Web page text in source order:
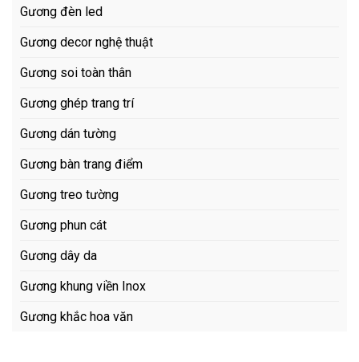
Gương đèn led
Gương decor nghệ thuật
Gương soi toàn thân
Gương ghép trang trí
Gương dán tường
Gương bàn trang điểm
Gương treo tường
Gương phun cát
Gương dây da
Gương khung viền Inox
Gương khắc hoa văn